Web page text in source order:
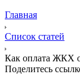
Главная
Список статей
Как оплата ЖКХ
Поделитесь